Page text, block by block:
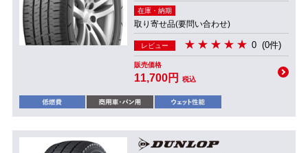
在庫・納期
取り寄せ品(要問い合わせ)
レビュー 0 (0件)
販売価格
11,700円 税込